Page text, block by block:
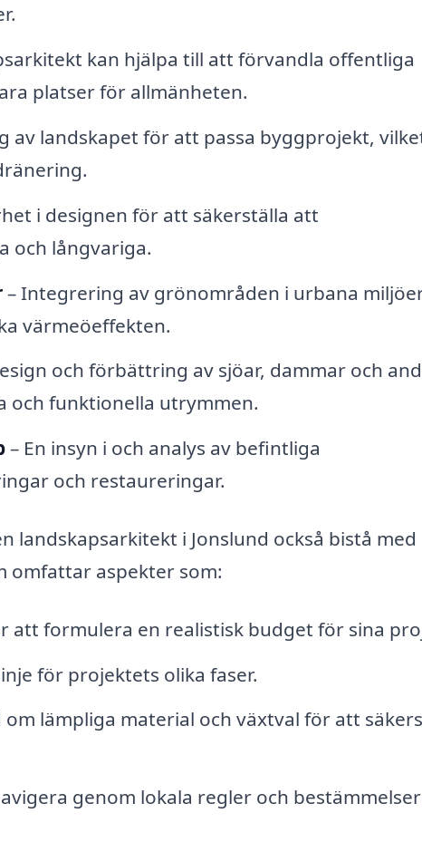
kan hjälpa till att förvandla offentliga
platser för allmänheten.
av landskapet för att passa byggprojekt,
i designen för att säkerställa att
och långvariga.
– Integrering av grönområden i urbana
värmeöeffekten.
och förbättring av sjöar, dammar och
funktionella utrymmen.
– En insyn i och analys av befintliga
och restaureringar.
landskapsarkitekt i Jonslund också bistå med
omfattar aspekter som:
att formulera en realistisk budget för sina
för projektets olika faser.
om lämpliga material och växtval för att
genom lokala regler och